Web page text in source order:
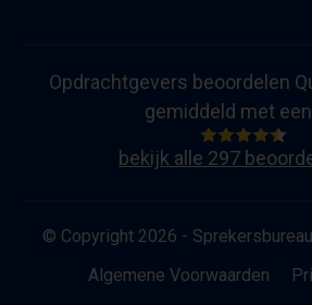
Opdrachtgevers beoordelen
gemiddeld met een
bekijk alle 297
© Copyright 2026 -
Algemene Voorwaarden